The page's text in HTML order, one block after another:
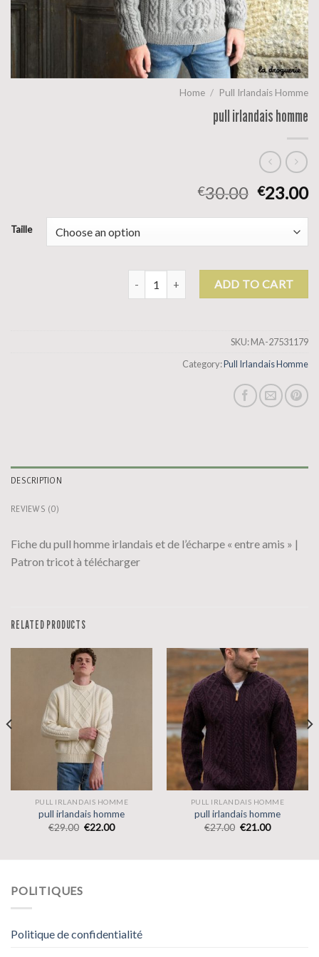
Home / Pull Irlandais Homme
pull irlandais homme
€30.00 €23.00
Taille
pull irlandais homme quantity
ADD TO CART
SKU:MA-27531179
Category:Pull Irlandais Homme
DESCRIPTION
REVIEWS (0)
Fiche du pull homme irlandais et de l’écharpe « entre amis » |
Patron tricot à télécharger
RELATED PRODUCTS
PULL IRLANDAIS HOMME
pull irlandais homme
€29.00 €22.00
PULL IRLANDAIS HOMME
pull irlandais homme
€27.00 €21.00
POLITIQUES
Politique de confidentialité